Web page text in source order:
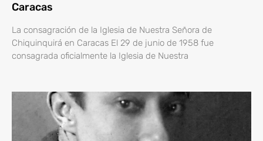
Caracas
La consagración de la Iglesia de Nuestra Señora de
Chiquinquirá en Caracas El 29 de junio de 1958 fue
consagrada oficialmente la Iglesia de Nuestra